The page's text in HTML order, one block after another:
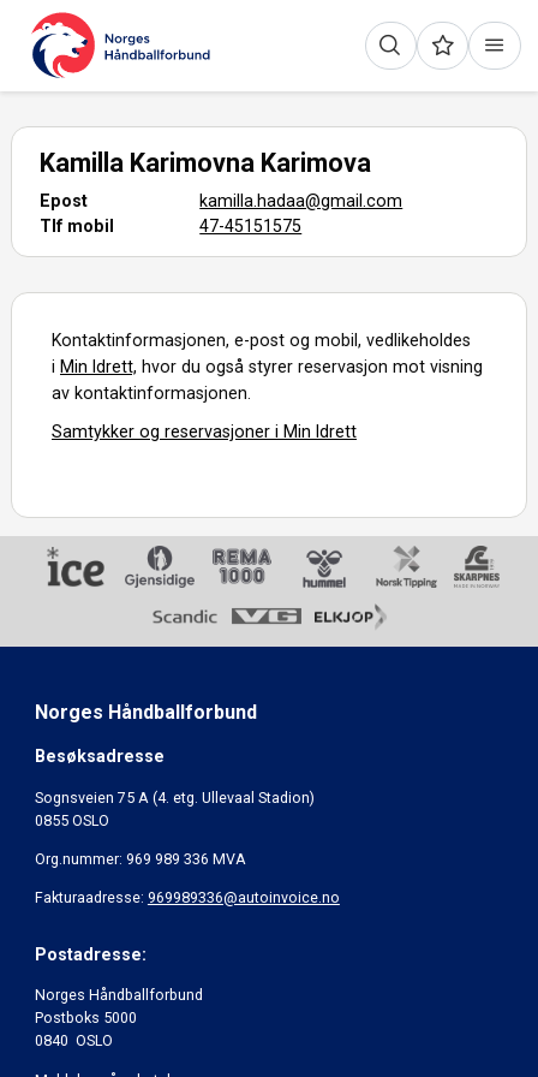
Kamilla Karimovna Karimova
Epost
kamilla.hadaa@gmail.com
Tlf mobil
47-45151575
Kontaktinformasjonen, e-post og mobil, vedlikeholdes
i Min Idrett, hvor du også styrer reservasjon mot visning
av kontaktinformasjonen.
Samtykker og reservasjoner i Min Idrett
Norges Håndballforbund
Besøksadresse
Sognsveien 75 A (4. etg. Ullevaal Stadion)
0855 OSLO
Org.nummer: 969 989 336 MVA
Fakturaadresse: 969989336@autoinvoice.no
Postadresse:
Norges Håndballforbund
Postboks 5000
0840 OSLO